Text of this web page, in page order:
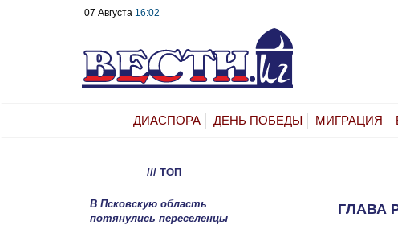
07 Августа 16:02
ДИАСПОРА ДЕНЬ ПОБЕДЫ МИГРАЦИЯ
ГЛАВА
/// ТОП
В Псковскую область
потянулись переселенцы